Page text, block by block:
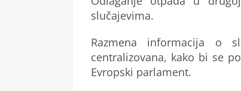
slučajevima.
Razmena informacija o
centralizovana, kako bi se
Evropski parlament.